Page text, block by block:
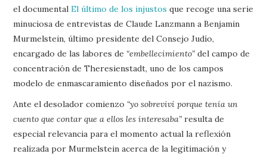
el documentalEl último de los injustos que recoge una serie
minuciosa de entrevistas de Claude Lanzmann a Benjamin
Murmelstein, último presidente del Consejo Judío,
encargado de las labores de “embellecimiento” del campo de
concentración de Theresienstadt, uno de los campos
modelo de enmascaramiento diseñados por el nazismo.
Ante el desolador comienzo “yo sobreviví porque tenía un
cuento que contar que a ellos les interesaba”resulta de
especial relevancia para el momento actual la reflexión
realizada por Murmelstein acerca de la legitimación y